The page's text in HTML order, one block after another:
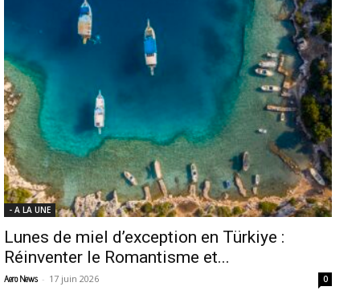
- A LA UNE
Lunes de miel d’exception en Türkiye :
Réinventer le Romantisme et...
Aero News - 17 juin 2026 0